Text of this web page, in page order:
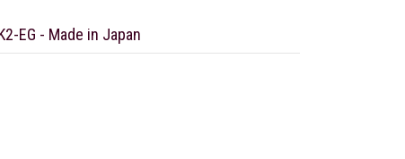
EG - Made in Japan